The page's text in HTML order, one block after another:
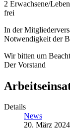
2 Erwachsene/
frei
In der
Notwendigkeit der
Wir bitten um
Der Vorstand
Details
News
20. März 2024